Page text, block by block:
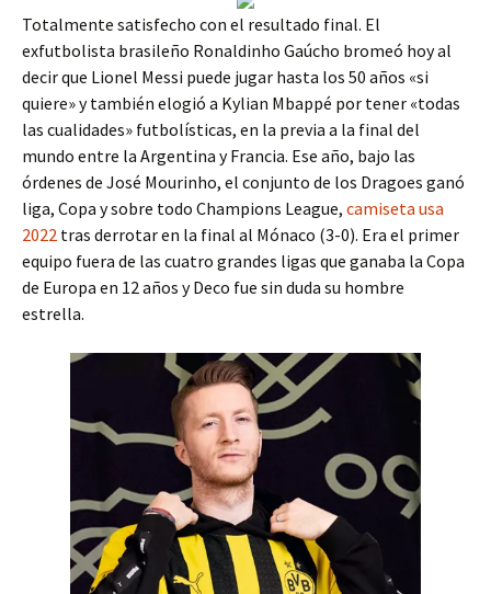
Totalmente satisfecho con el resultado final. El
exfutbolista brasileño Ronaldinho Gaúcho bromeó hoy al
decir que Lionel Messi puede jugar hasta los 50 años «si
quiere» y también elogió a Kylian Mbappé por tener «todas
las cualidades» futbolísticas, en la previa a la final del
mundo entre la Argentina y Francia. Ese año, bajo las
órdenes de José Mourinho, el conjunto de los Dragoes ganó
liga, Copa y sobre todo Champions League, camiseta usa
2022 tras derrotar en la final al Mónaco (3-0). Era el primer
equipo fuera de las cuatro grandes ligas que ganaba la Copa
de Europa en 12 años y Deco fue sin duda su hombre
estrella.